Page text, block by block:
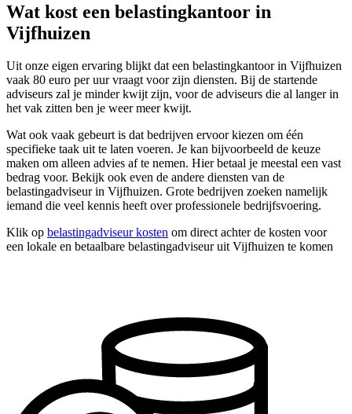
Wat kost een belastingkantoor in
Vijfhuizen
Uit onze eigen ervaring blijkt dat een belastingkantoor in Vijfhuizen
vaak 80 euro per uur vraagt voor zijn diensten. Bij de startende
adviseurs zal je minder kwijt zijn, voor de adviseurs die al langer in
het vak zitten ben je weer meer kwijt.
Wat ook vaak gebeurt is dat bedrijven ervoor kiezen om één
specifieke taak uit te laten voeren. Je kan bijvoorbeeld de keuze
maken om alleen advies af te nemen. Hier betaal je meestal een vast
bedrag voor. Bekijk ook even de andere diensten van de
belastingadviseur in Vijfhuizen. Grote bedrijven zoeken namelijk
iemand die veel kennis heeft over professionele bedrijfsvoering.
Klik op belastingadviseur kosten om direct achter de kosten voor
een lokale en betaalbare belastingadviseur uit Vijfhuizen te komen